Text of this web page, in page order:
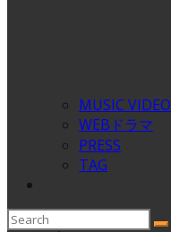
MUSIC VIDEO
WEBドラマ
PRESS
TAG